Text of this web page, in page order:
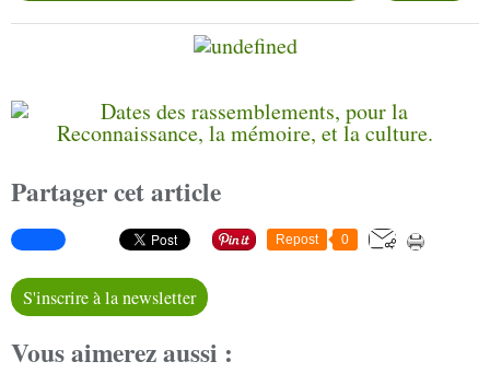
Partager cet article
Repost 0
S'inscrire à la newsletter
Vous aimerez aussi :